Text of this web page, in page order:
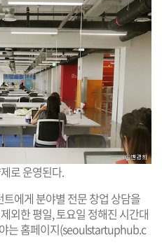
로 운영된다.
트에게 분야별 전문 창업 상담을
외한 평일, 토요일 정해진 시간대
는 홈페이지(seoulstartuphub.c